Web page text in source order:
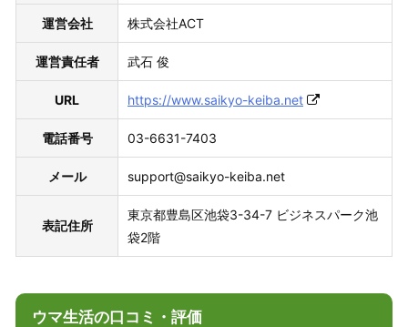
運営会社 株式会社ACT
運営責任者 武石 俊
URL https://www.saikyo-keiba.net
電話番号 03-6631-7403
メール support@saikyo-keiba.net
表記住所
東京都豊島区池袋3-34-7 ビジネスパーク池
袋2階
ウマ生活の口コミ・評価